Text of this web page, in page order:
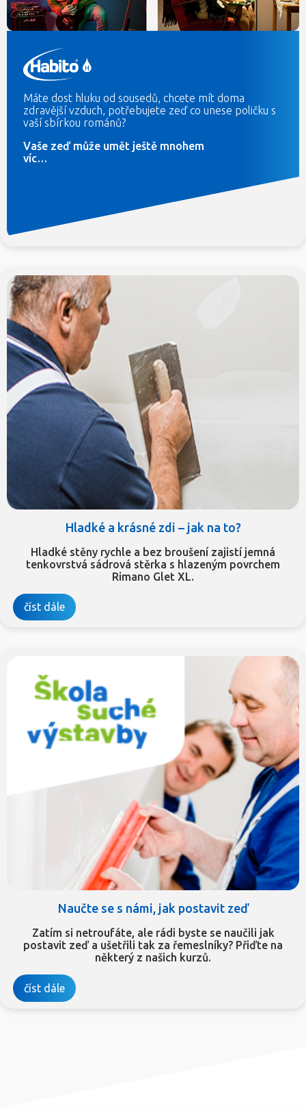
Máte dost hluku od sousedů, chcete mít doma
zdravější vzduch, potřebujete zeď co unese poličku s
vaší sbírkou románů?
Vaše zeď může umět ještě mnohem
víc…
Hladké a krásné zdi – jak na to?
Hladké stěny rychle a bez broušení zajistí jemná
tenkovrstvá sádrová stěrka s hlazeným povrchem
Rimano Glet XL.
číst dále
Naučte se s námi, jak postavit zeď
Zatím si netroufáte, ale rádi byste se naučili jak
postavit zeď a ušetřili tak za řemeslníky? Přiďte na
některý z našich kurzů.
číst dále